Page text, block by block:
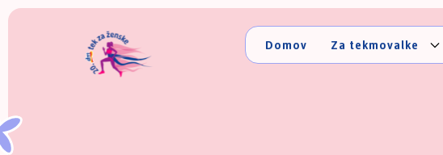
Domov Za tekmovalke